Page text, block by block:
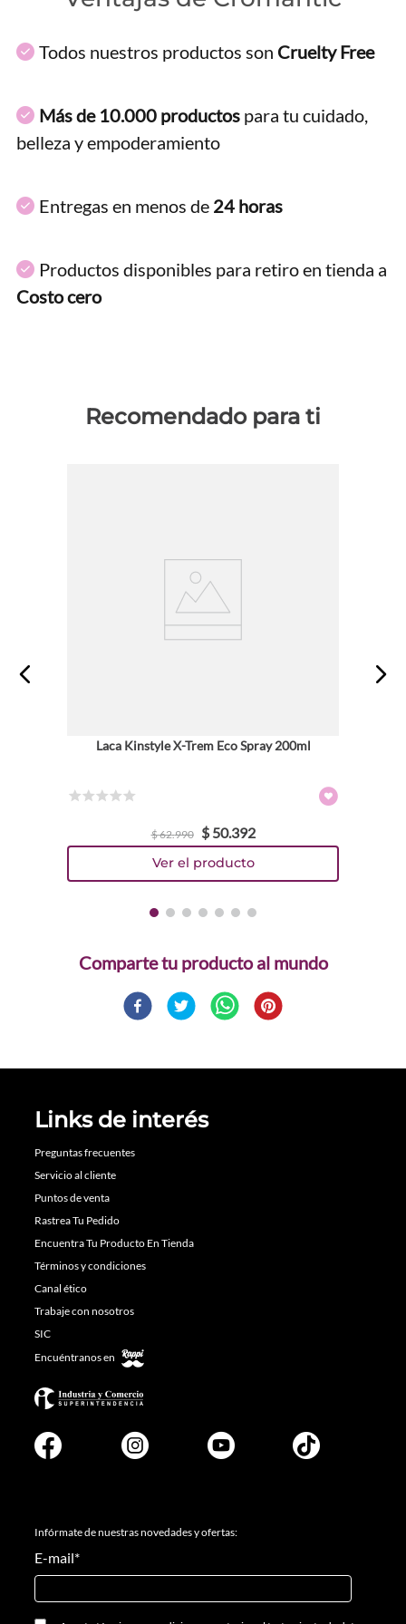
Todos nuestros productos son Cruelty Free
Más de 10.000 productos para tu cuidado,
belleza y empoderamiento
Entregas en menos de 24 horas
Productos disponibles para retiro en tienda a
Costo cero
Recomendado para ti
Laca Kinstyle X-Trem Eco Spray 200ml
$62.990 $ 50.392
Comparte
Links de interés
Preguntas frecuentes
Servicio al cliente
Puntos de venta
Rastrea Tu Pedido
Encuentra Tu Producto En Tienda
Términos y condiciones
Canal ético
Trabaje con nosotros
SIC
Encuéntranos en
Infórmate de nuestras novedades y ofertas:
E-mail*